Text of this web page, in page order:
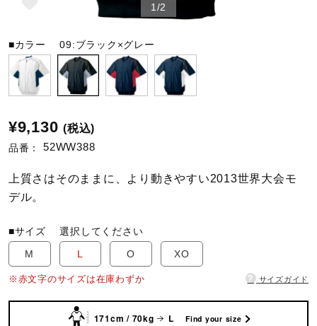
バレーボール
テニス／ソフトテニス
バドミントン
卓球
1/2
■カラー09:ブラック×グレー
¥9,130 (税込)
品番： 52WW388
上質さはそのままに、より動きやすい2013世界大会モ
デル。
■サイズ選択してください
M
L O XO
※赤文字のサイズは在庫わずか ? サイズガイド
171cm / 70kg L Find your size